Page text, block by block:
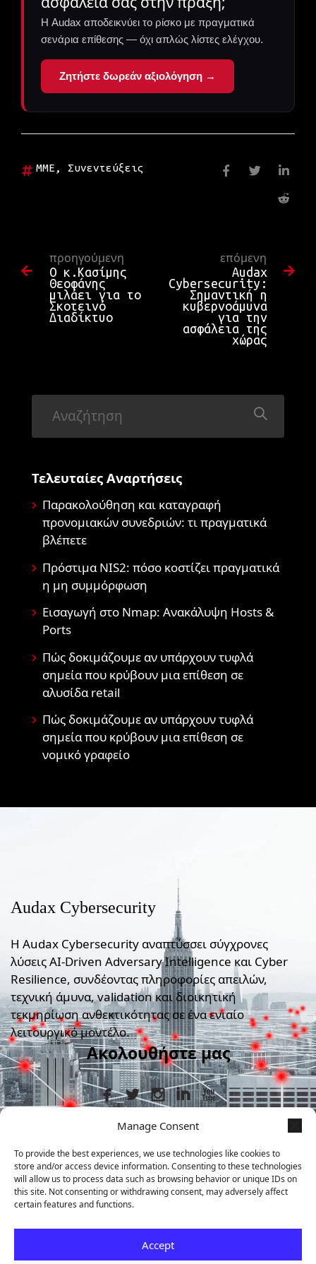
Manage Consent
To provide the best experiences, we use technologies like cookies to
store and/or access device information. Consenting to these technologies
will allow us to process data such as browsing behavior or unique IDs on
this site. Not consenting or withdrawing consent, may adversely affect
certain features and functions.
Accept
Η Audax αποδεικνύει το ρίσκο με πραγματικά
σενάρια επίθεσης — όχι απλώς λίστες ελέγχου.
Ζητήστε δωρεάν αξιολόγηση →
ΜΜΕ , Συνεντεύξεις
προηγούμενη
Ο κ.Κασίμης
Θεοφάνης
μιλάει για το
Σκοτεινό
Διαδίκτυο
επόμενη
Audax
Cybersecurity:
Σημαντική η
κυβερνοάμυνα
για την
ασφάλεια της
χώρας
Τελευταίες Αναρτήσεις
Παρακολούθηση και καταγραφή
προνομιακών συνεδριών: τι πραγματικά
βλέπετε
Πρόστιμα NIS2: πόσο κοστίζει πραγματικά
η μη συμμόρφωση
Εισαγωγή στο Nmap: Ανακάλυψη Hosts &
Ports
Πώς δοκιμάζουμε αν υπάρχουν τυφλά
σημεία που κρύβουν μια επίθεση σε
αλυσίδα retail
Πώς δοκιμάζουμε αν υπάρχουν τυφλά
σημεία που κρύβουν μια επίθεση σε
νομικό γραφείο
Audax Cybersecurity
Η Audax Cybersecurity αναπτύσσει σύγχρονες
λύσεις AI-Driven Adversary Intelligence και Cyber
Resilience, συνδέοντας πληροφορίες απειλών,
τεχνική άμυνα, validation και διοικητική
τεκμηρίωση ανθεκτικότητας σε ένα ενιαίο
λειτουργικό μοντέλο.
Ακολουθήστε μας
+30 210 9839367
Μεταμορφώσεως 7, Άγιος Δημήτριος,
ΤΚ 17341
info@audax.gr